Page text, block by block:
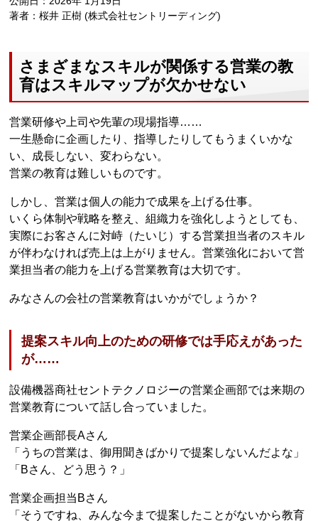
著者：桜井 正樹 (株式会社セントリーディング)
さまざまなスキルが関係する営業の教
育はスキルマップが欠かせない
営業研修や上司や先輩の現場指導……
一生懸命に企画したり、指導したりしてもうまくいかな
い、成長しない、変わらない。
営業の教育は難しいものです。
しかし、営業は個人の能力で成果を上げる仕事。
いくら体制や戦略を整え、組織力を強化しようとしても、
実際にお客さんに対峙（たいじ）する営業担当者のスキル
が伴わなければ売上は上がりません。営業強化において営
業担当者の能力を上げる営業教育は大切です。
みなさんの会社の営業教育はいかがでしょうか？
提案スキル向上のための研修では手応えがあった
が……
設備機器商社セントテクノロジーの営業企画部では来期の
営業教育について話し合っていました。
営業企画部長Aさん
「うちの営業は、御用聞きばかりで提案しないんだよな」
「Bさん、どう思う？」
営業企画担当Bさん
「そうですね、みんな今まで提案したことがないから教育